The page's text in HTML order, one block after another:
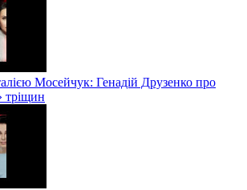
Мосейчук: Генадій Друзенко про
тріщин